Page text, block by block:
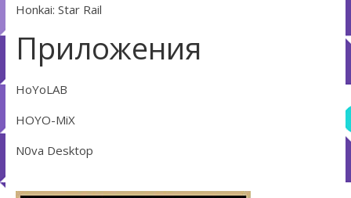
Honkai: Star Rail
Приложения
HoYoLAB
HOYO-MiX
N0va Desktop